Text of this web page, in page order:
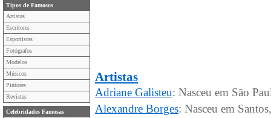
Tipos de Famosos
Artistas
Escritores
Esportistas
Fotógrafos
Modelos
Músicos
Pintores
Revistas
Celebridades Famosas
Artistas
Adriane Galisteu: Nasceu em São
Alexandre Borges: Nasceu em